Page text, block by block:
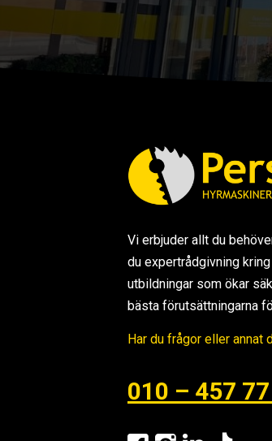
Vi erbjuder allt du
du expertrådgivning
utbildningar som ökar
bästa förutsättningarna
Har du frågor eller annat
010 – 457